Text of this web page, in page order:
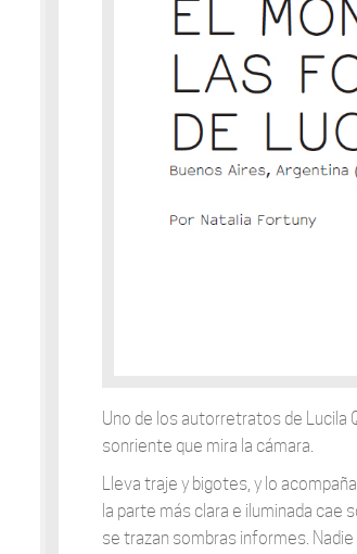
Uno de los autorretratos de Lucila
sonriente que mira la cámara.
Lleva traje y bigotes, y lo
la parte más clara e iluminada cae
se trazan sombras informes.